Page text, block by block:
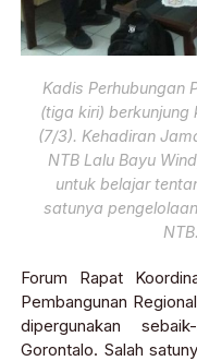
Kadis Perhubungan
(tiga kiri) berkunjung
(7/3). Kehadiran
NTB Lalu Bayu
untuk belajar
satunya
NTB.
Forum Rapat
Pembangunan
dipergunakan
Gorontalo. Salah